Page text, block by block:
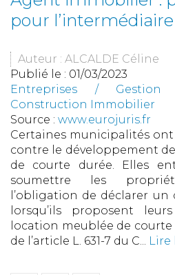
pour
Auteur : ALCALDE Céline
Publié le : 01/03/2023
Entreprises / Gestion
Construction Immobilier
Source : www.eurojuris.fr
Certaines municipalités
contre le développement
de courte durée. Elles
soumettre les
l’obligation de déclarer un
lorsqu’ils proposent
location meublée de
de l’article L. 631-7 du C... Lire